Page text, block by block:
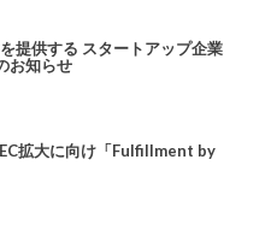
提供する スタートアップ企業
お知らせ
拡大に向け「Fulfillment by